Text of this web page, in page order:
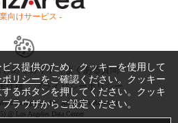
向けサービス -
じめてガイド
よくある質問
作権 プライバシーポリシー
Navigation, Inc. All Rights Reserved.
@ Los Angeles Data Center
ス提供のため、クッキーを使用して
リシーをご確認ください。クッキー
るボタンを押してください。クッキ
ラウザからご設定ください。